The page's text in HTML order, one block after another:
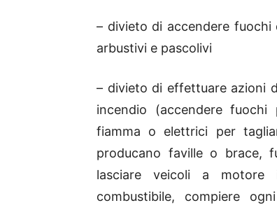
– divieto di accendere
arbustivi e pascolivi
– divieto di effettuare azioni
incendio (accendere
fiamma o elettrici per
producano faville o brace,
lasciare veicoli a motore
combustibile, compiere